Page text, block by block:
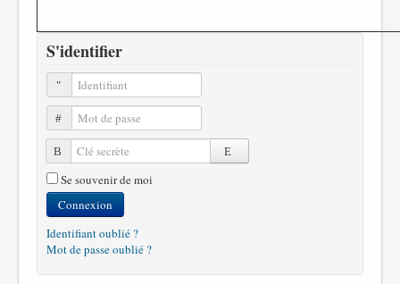
S'identifier
Identifiant
Mot de passe
Clé secrète
Se souvenir de moi
Connexion
Identifiant oublié ?
Mot de passe oublié ?